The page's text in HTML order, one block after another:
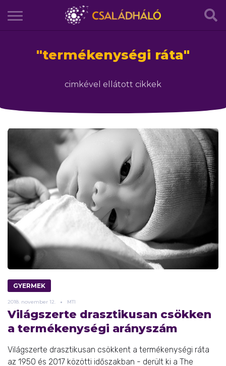
"termékenységi ráta"
cimkével ellátott cikkek
GYERMEK
2018. november 12. MTI
Világszerte drasztikusan csökken
a termékenységi arányszám
Világszerte drasztikusan csökkent a termékenységi ráta
az 1950 és 2017 közötti időszakban - derült ki a The